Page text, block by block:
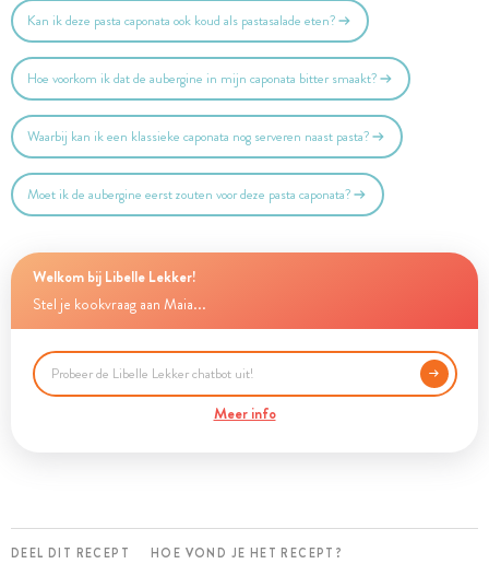
Kan ik deze pasta caponata ook koud als pastasalade eten?
Hoe voorkom ik dat de aubergine in mijn caponata bitter smaakt?
Waarbij kan ik een klassieke caponata nog serveren naast pasta?
Moet ik de aubergine eerst zouten voor deze pasta caponata?
Welkom bij Libelle Lekker!
Stel je kookvraag aan Maia...
Meer info
DEEL DIT RECEPT HOE VOND JE HET RECEPT?